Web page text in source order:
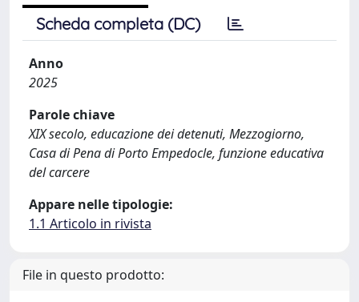
Scheda completa (DC)
Anno
2025
Parole chiave
XIX secolo, educazione dei detenuti, Mezzogiorno,
Casa di Pena di Porto Empedocle, funzione educativa
del carcere
Appare nelle tipologie:
1.1 Articolo in rivista
File in questo prodotto: